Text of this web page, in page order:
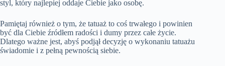
styl, który najlepiej oddaje Ciebie jako osobę.
Pamiętaj również o tym, że tatuaż to coś trwałego i powinien
być dla Ciebie źródłem radości i dumy przez całe życie.
Dlatego ważne jest, abyś podjął decyzję o wykonaniu tatuażu
świadomie i z pełną pewnością siebie.